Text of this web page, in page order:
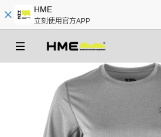
HME
立刻使用官方APP